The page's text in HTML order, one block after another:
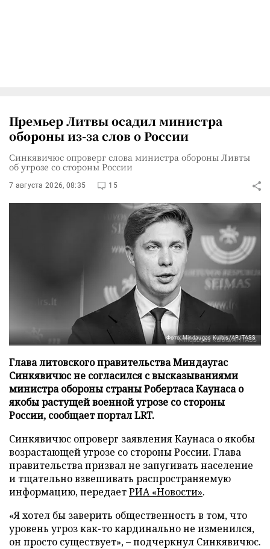
Премьер Литвы осадил министра
обороны из-за слов о России
Синкявичюс опроверг слова министра обороны Ливты
об угрозе со стороны России
7 августа 2026, 08:35 15
Фото: Mindaugas Kulbis/AP/TASS
Глава литовского правительства Миндаугас
Синкявичюс не согласился с высказываниями
министра обороны страны Робертаса Каунаса о
якобы растущей военной угрозе со стороны
России, сообщает портал LRT.
Синкявичюс опроверг заявления Каунаса о якобы
возрастающей угрозе со стороны России. Глава
правительства призвал не запугивать население
и тщательно взвешивать распространяемую
информацию, передаетРИА «Новости».
«Я хотел бы заверить общественность в том, что
уровень угроз как-то кардинально не изменился,
он просто существует», – подчеркнул Синкявичюс.